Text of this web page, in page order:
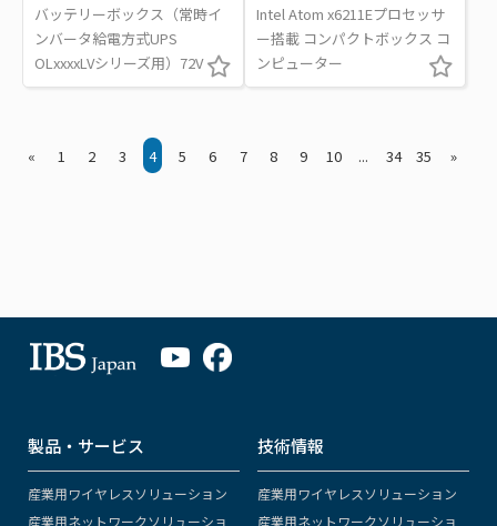
バッテリーボックス（常時イ
ンバータ給電方式UPS
OLxxxxLVシリーズ用）72V
Intel Atom x6211Eプロセッサ
ー搭載 コンパクトボックス コ
ンピューター
« 1 2 3 4 5 6 7 8 9 10 ... 34 35 »
製品・サービス
産業用ワイヤレスソリューション
産業用ネットワークソリューショ
技術情報
産業用ワイヤレスソリューション
産業用ネットワークソリューショ